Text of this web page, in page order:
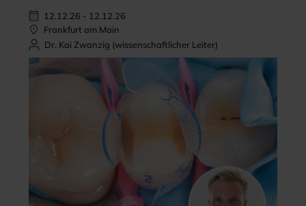
12.12.26 - 12.12.26
Frankfurt am Main
Dr. Kai Zwanzig (wissenschaftlicher Leiter)